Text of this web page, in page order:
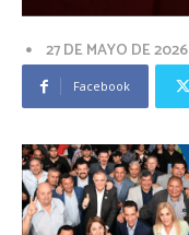
27 DE MAYO DE 2026
Facebook